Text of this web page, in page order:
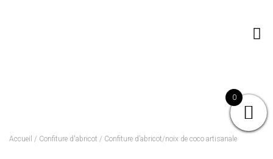
Accueil / Confiture d'abricot / Confiture d’abricot/noix de coco artisanale
0